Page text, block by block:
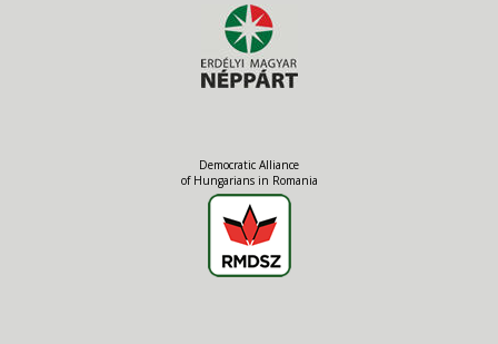
Democratic Alliance
of Hungarians in Romania